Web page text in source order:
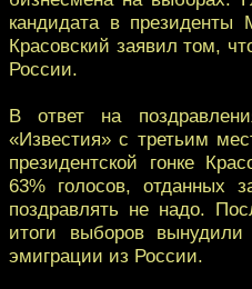
кандидата в президенты
Красовский заявил том,
России.
В ответ на
«Известия» с третьим
президентской гонке
63% голосов, отданных
поздравлять не надо.
итоги выборов
эмиграции из России.